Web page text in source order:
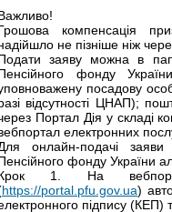
компенсація
не пізніше ніж
заяву можна в
фонду
посадову
відсутності ЦНАП);
Портал Дія у складі
електронних
онлайн-подачі
фонду України
1. На
https://portal.pfu.gov.ua)
підпису (КЕП)